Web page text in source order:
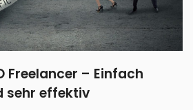
Freelancer – Einfach
sehr effektiv